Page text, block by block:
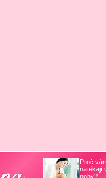
Proč
natékají
nohy?